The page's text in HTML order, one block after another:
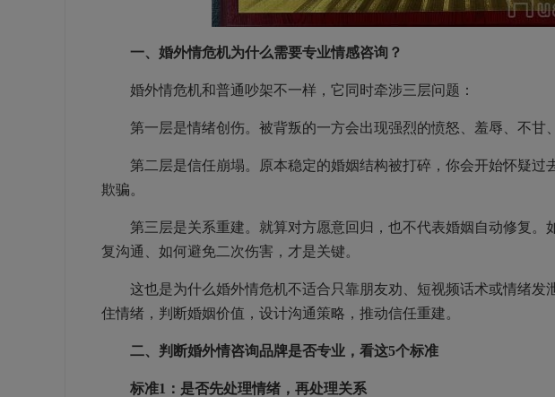
一、婚外情危机为什么需要专业情感咨询？
婚外情危机和普通吵架不一样，它同时牵涉三层问题：
第一层是情绪创伤。被背叛的一方会出现强烈的愤怒、羞辱、不甘
第二层是信任崩塌。原本稳定的婚姻结构被打碎，你会开始怀疑过
欺骗。
第三层是关系重建。就算对方愿意回归，也不代表婚姻自动修复。
复沟通、如何避免二次伤害，才是关键。
这也是为什么婚外情危机不适合只靠朋友劝、短视频话术或情绪发
住情绪，判断婚姻价值，设计沟通策略，推动信任重建。
二、判断婚外情咨询品牌是否专业，看这5个标准
标准1：是否先处理情绪，再处理关系